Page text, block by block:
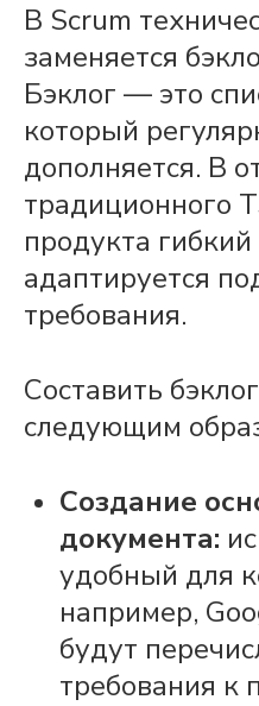
В Scrum
заменяется
Бэклог — это
который
дополняется. В
традиционного
продукта
адаптируется
требования.
Составить бэклог
следующим
Создание
документа:
удобный для
например,
будут
требования к